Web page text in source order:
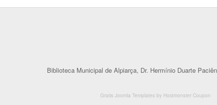
Gratis Joomla Templatesby Hostmonster Coupon
Biblioteca Municipal de Alpiarça, Dr. Hermínio Duarte